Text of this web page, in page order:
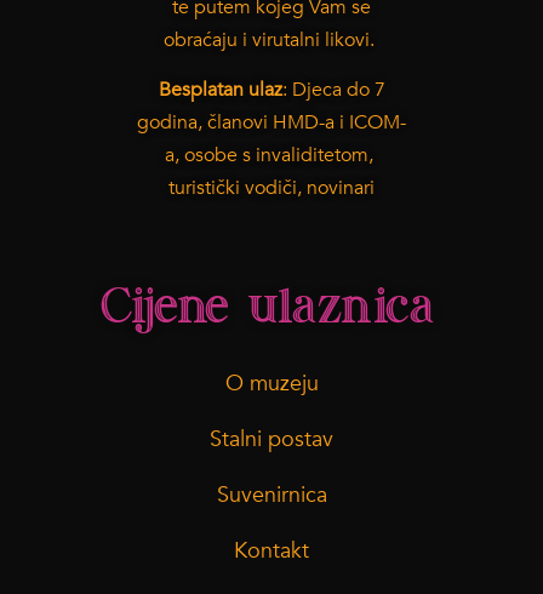
te putem kojeg Vam se
obraćaju i virutalni likovi.
Besplatan ulaz: Djeca do 7
godina, članovi HMD-a i ICOM-
a, osobe s invaliditetom,
turistički vodiči, novinari
Cijene ulaznica
O muzeju
Stalni postav
Suvenirnica
Kontakt